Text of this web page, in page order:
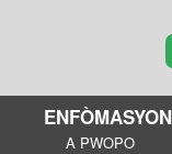
ENFÒMASYON
A PWOPO